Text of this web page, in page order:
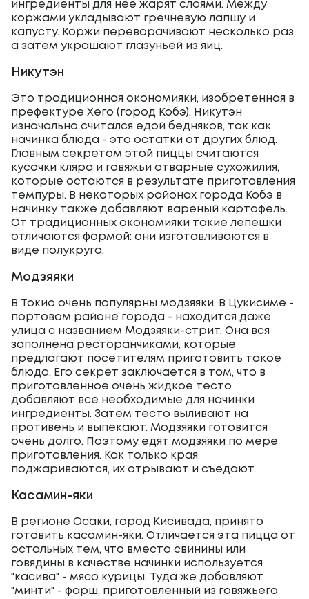
ингредиенты для нее жарят слоями. Между
коржами укладывают гречневую лапшу и
капусту. Коржи переворачивают несколько раз,
а затем украшают глазуньей из яиц.
Никутэн
Это традиционная окономияки, изобретенная в
префектуре Хего (город Кобэ). Никутэн
изначально считался едой бедняков, так как
начинка блюда - это остатки от других блюд.
Главным секретом этой пиццы считаются
кусочки кляра и говяжьи отварные сухожилия,
которые остаются в результате приготовления
темпуры. В некоторых районах города Кобэ в
начинку также добавляют вареный картофель.
От традиционных окономияки такие лепешки
отличаются формой: они изготавливаются в
виде полукруга.
Модзяяки
В Токио очень популярны модзяяки. В Цукисиме -
портовом районе города - находится даже
улица с названием Модзяяки-стрит. Она вся
заполнена ресторанчиками, которые
предлагают посетителям приготовить такое
блюдо. Его секрет заключается в том, что в
приготовленное очень жидкое тесто
добавляют все необходимые для начинки
ингредиенты. Затем тесто выливают на
противень и выпекают. Модзяяки готовится
очень долго. Поэтому едят модзяяки по мере
приготовления. Как только края
поджариваются, их отрывают и съедают.
Касамин-яки
В регионе Осаки, город Кисивада, принято
готовить касамин-яки. Отличается эта пицца от
остальных тем, что вместо свинины или
говядины в качестве начинки используется
"касива" - мясо курицы. Туда же добавляют
"минти" - фарш, приготовленный из говяжьего